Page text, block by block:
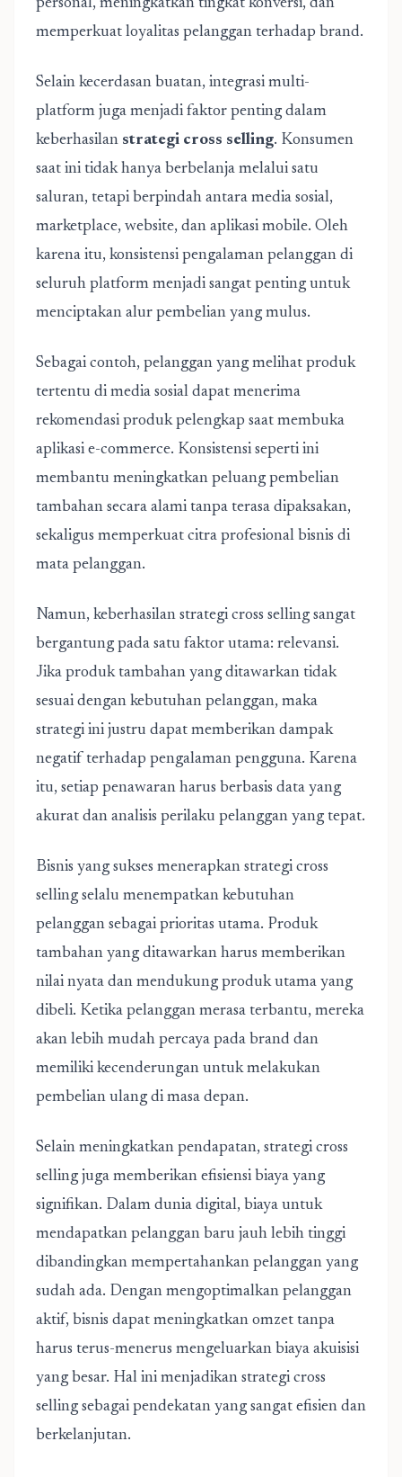
personal, meningkatkan tingkat konversi, dan
memperkuat loyalitas pelanggan terhadap brand.
Selain kecerdasan buatan, integrasi multi-
platform juga menjadi faktor penting dalam
keberhasilan strategi cross selling. Konsumen
saat ini tidak hanya berbelanja melalui satu
saluran, tetapi berpindah antara media sosial,
marketplace, website, dan aplikasi mobile. Oleh
karena itu, konsistensi pengalaman pelanggan di
seluruh platform menjadi sangat penting untuk
menciptakan alur pembelian yang mulus.
Sebagai contoh, pelanggan yang melihat produk
tertentu di media sosial dapat menerima
rekomendasi produk pelengkap saat membuka
aplikasi e-commerce. Konsistensi seperti ini
membantu meningkatkan peluang pembelian
tambahan secara alami tanpa terasa dipaksakan,
sekaligus memperkuat citra profesional bisnis di
mata pelanggan.
Namun, keberhasilan strategi cross selling sangat
bergantung pada satu faktor utama: relevansi.
Jika produk tambahan yang ditawarkan tidak
sesuai dengan kebutuhan pelanggan, maka
strategi ini justru dapat memberikan dampak
negatif terhadap pengalaman pengguna. Karena
itu, setiap penawaran harus berbasis data yang
akurat dan analisis perilaku pelanggan yang tepat.
Bisnis yang sukses menerapkan strategi cross
selling selalu menempatkan kebutuhan
pelanggan sebagai prioritas utama. Produk
tambahan yang ditawarkan harus memberikan
nilai nyata dan mendukung produk utama yang
dibeli. Ketika pelanggan merasa terbantu, mereka
akan lebih mudah percaya pada brand dan
memiliki kecenderungan untuk melakukan
pembelian ulang di masa depan.
Selain meningkatkan pendapatan, strategi cross
selling juga memberikan efisiensi biaya yang
signifikan. Dalam dunia digital, biaya untuk
mendapatkan pelanggan baru jauh lebih tinggi
dibandingkan mempertahankan pelanggan yang
sudah ada. Dengan mengoptimalkan pelanggan
aktif, bisnis dapat meningkatkan omzet tanpa
harus terus-menerus mengeluarkan biaya akuisisi
yang besar. Hal ini menjadikan strategi cross
selling sebagai pendekatan yang sangat efisien dan
berkelanjutan.